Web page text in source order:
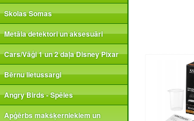
Skolas Somas
Metāla detektori un aksesuāri
Cars/Vāģi 1 un 2 daļa Disney Pixar
Bērnu lietussargi
Angry Birds - Spēles
Apģērbs makšķerniekiem un